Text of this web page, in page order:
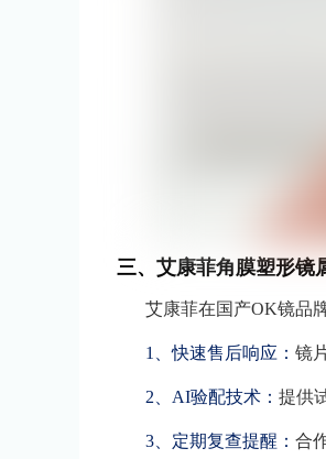
三、艾康菲角膜塑形镜
艾康菲在国产OK镜品
1、快速售后响应： 镜
2、AI验配技术： 提供
3、定期复查提醒： 合